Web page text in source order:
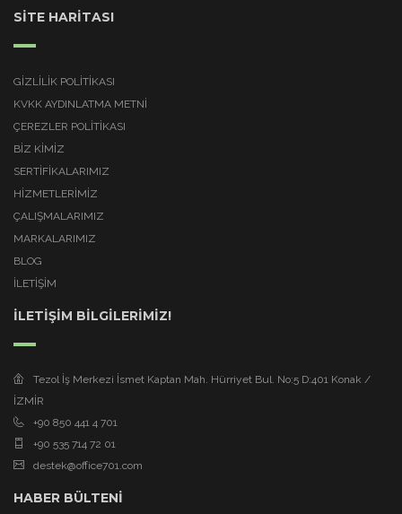
SİTE HARİTASI
GIZLILIK POLITIKASI
KVKK AYDINLATMA METNI
ÇEREZLER POLITIKASI
BİZ KİMİZ
SERTİFİKALARIMIZ
HİZMETLERİMİZ
ÇALIŞMALARIMIZ
MARKALARIMIZ
BLOG
İLETİŞİM
İLETİŞİM BİLGİLERİMİZ!
Tezol İş Merkezi İsmet Kaptan Mah. Hürriyet Bul. No:5 D:401 Konak /
İZMİR
+90 850 441 4 701
+90 535 714 72 01
destek@office701.com
HABER BÜLTENİ